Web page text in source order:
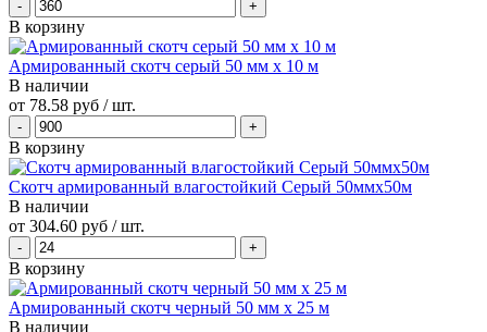
В корзину
Армированный скотч серый 50 мм х 10 м
В наличии
от 78.58 руб / шт.
В корзину
Скотч армированный влагостойкий Серый 50ммх50м
В наличии
от 304.60 руб / шт.
В корзину
Армированный скотч черный 50 мм х 25 м
В наличии